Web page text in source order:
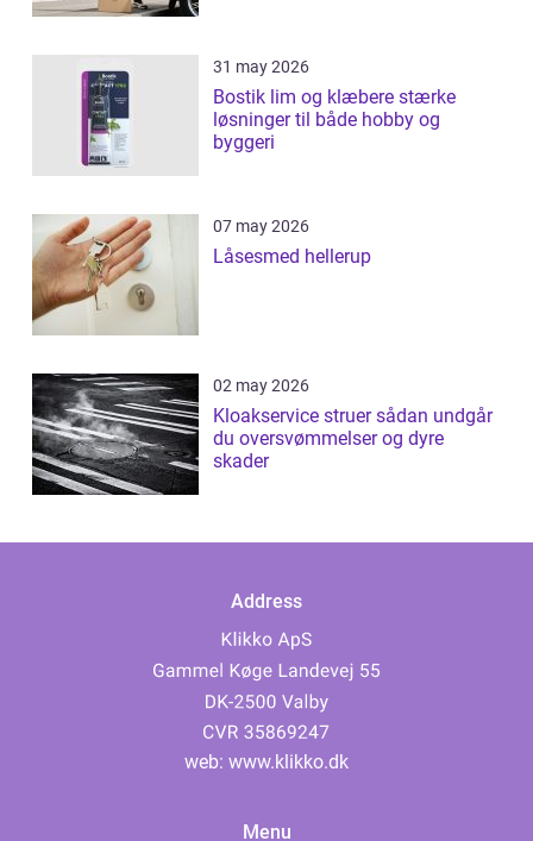
31 may 2026
Bostik lim og klæbere stærke
løsninger til både hobby og
byggeri
07 may 2026
Låsesmed hellerup
02 may 2026
Kloakservice struer sådan undgår
du oversvømmelser og dyre
skader
Address
web: www.klikko.dk
Menu